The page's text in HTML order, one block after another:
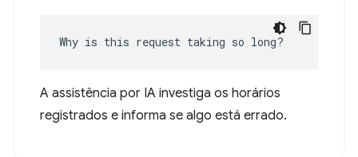
Why is this request taking so long?
A assistência por IA investiga os horários
registrados e informa se algo está errado.